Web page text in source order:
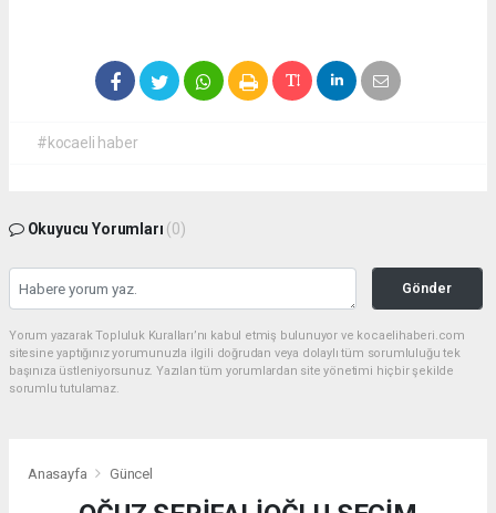
#kocaeli haber
Okuyucu Yorumları (0)
Gönder
Yorum yazarak Topluluk Kuralları’nı kabul etmiş bulunuyor ve kocaelihaberi.com
sitesine yaptığınız yorumunuzla ilgili doğrudan veya dolaylı tüm sorumluluğu tek
başınıza üstleniyorsunuz. Yazılan tüm yorumlardan site yönetimi hiçbir şekilde
sorumlu tutulamaz.
Anasayfa Güncel